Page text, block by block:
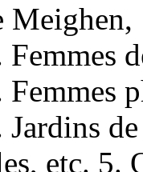
Femmes
Jardins
etc.